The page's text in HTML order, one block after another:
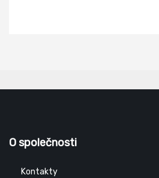
kvetení, u zeleniny a ovoce i
O společnosti
Kontakty